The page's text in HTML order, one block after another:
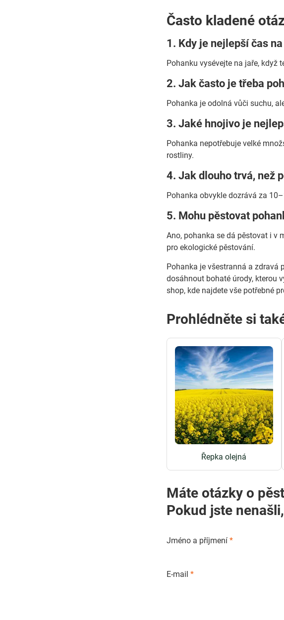
Často kladené
1. Kdy je nejlepší čas
Pohanku vysévejte na jaře, když
2. Jak často je třeba
Pohanka je odolná vůči suchu,
3. Jaké hnojivo je
Pohanka nepotřebuje velké
rostliny.
4. Jak dlouho trvá, než
Pohanka obvykle dozrává za
5. Mohu pěstovat
Ano, pohanka se dá pěstovat i v
pro ekologické pěstování.
Pohanka je všestranná a zdravá
dosáhnout bohaté úrody, kterou
shop, kde najdete vše potřebné
Prohlédněte si
Řepka olejná
Máte otázky o
Pokud jste
Jméno a příjmení*
E-mail*